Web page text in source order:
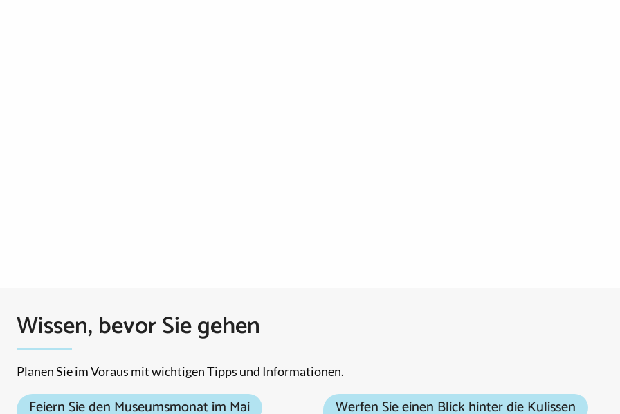
Wissen, bevor Sie gehen
Planen Sie im Voraus mit wichtigen Tipps und Informationen.
Feiern Sie den Museumsmonat im Mai Werfen Sie einen Blick hinter die Kulissen